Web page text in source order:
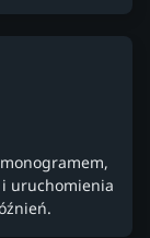
uruchomienia